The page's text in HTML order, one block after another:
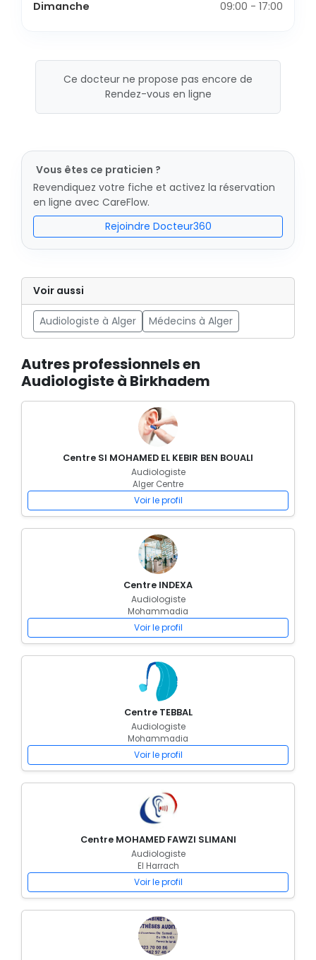
Dimanche 09:00 - 17:00
Ce docteur ne propose pas encore de
Rendez-vous en ligne
Vous êtes ce praticien ?
Revendiquez votre fiche et activez la réservation
en ligne avec CareFlow.
Rejoindre Docteur360
Voir aussi
Audiologiste à Alger Médecins à Alger
Autres professionnels en
Audiologiste à Birkhadem
Centre SI MOHAMED EL KEBIR BEN BOUALI
Audiologiste
Alger Centre
Voir le profil
Centre INDEXA
Audiologiste
Mohammadia
Voir le profil
Centre TEBBAL
Audiologiste
Mohammadia
Voir le profil
Centre MOHAMED FAWZI SLIMANI
Audiologiste
El Harrach
Voir le profil